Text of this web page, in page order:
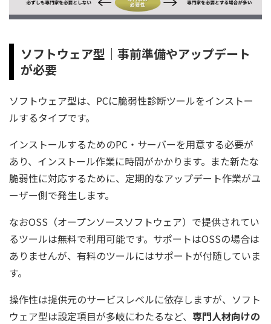
ソフトウェア型｜事前準備やアップデート
が必要
ソフトウェア型は、PCに脆弱性診断ツールをインストー
ルするタイプです。
インストールするためのPC・サーバーを用意する必要が
あり、インストール作業に時間がかかります。また新たな
脆弱性に対応するために、定期的なアップデート作業がユ
ーザー側で発生します。
なおOSS（オープンソースソフトウェア）で提供されてい
るツールは無料で利用可能です。サポートはOSSの場合は
ありませんが、有料のツールにはサポートが付随していま
す。
操作性は提供元のサービスレベルに依存しますが、ソフト
ウェア型は設定項目が多岐にわたるなど、 専門人材向けの